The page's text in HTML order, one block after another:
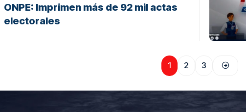
ONPE: Imprimen más de 92 mil actas
electorales
1 2 3